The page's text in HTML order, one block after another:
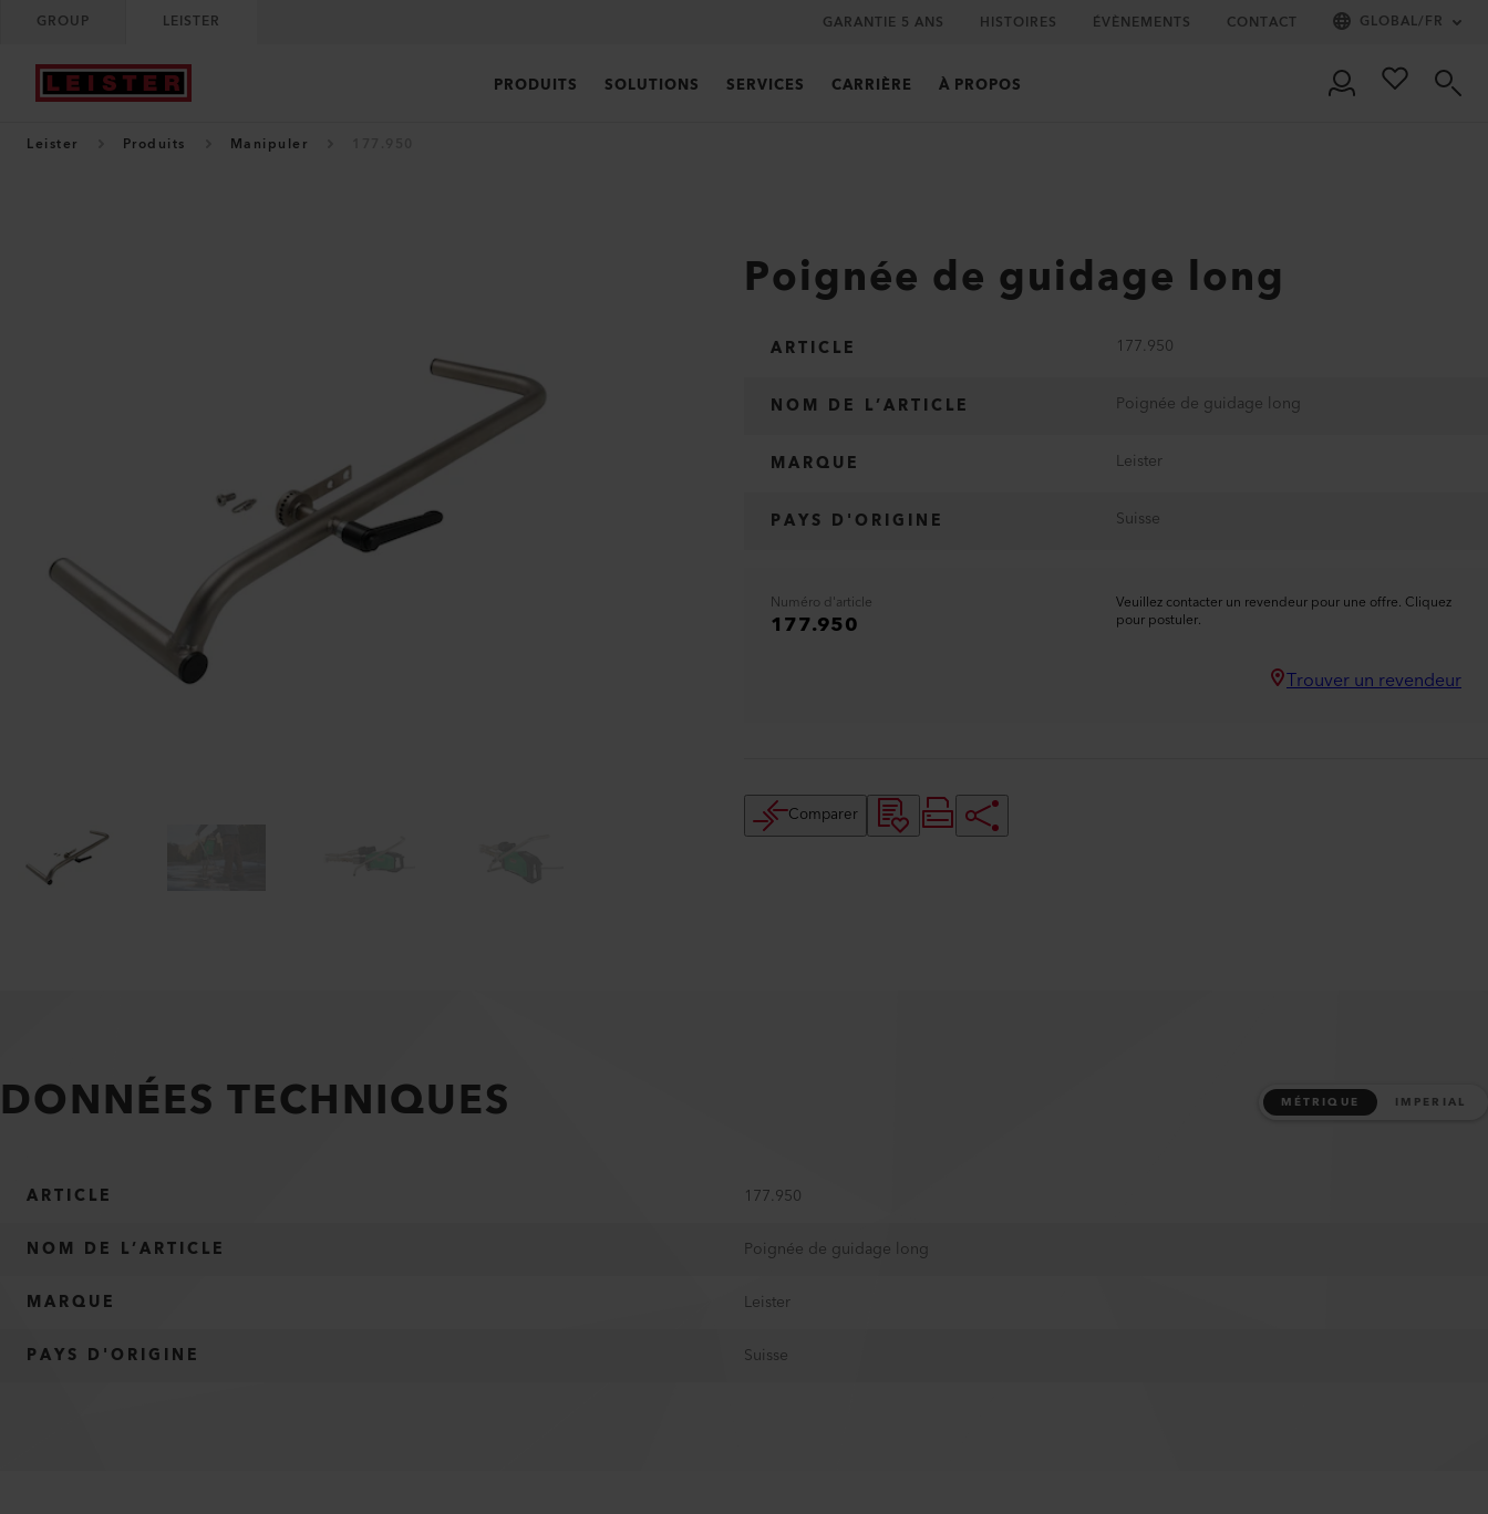
GROUP LEISTER GARANTIE 5 ANS HISTOIRES ÉVÈNEMENTS CONTACT GLOBAL/FR
PRODUITS SOLUTIONS SERVICES CARRIÈRE À PROPOS
Leister Produits Manipuler
Poignée de guidage long
ARTICLE 177.950
NOM DE L’ARTICLE Poignée de guidage long
MARQUE Leister
PAYS D'ORIGINE Suisse
Numéro d'article
177.950
Veuillez contacter un revendeur pour une offre. Cliquez
pour postuler.
Trouver un revendeur
Comparer
DONNÉES TECHNIQUES MÉTRIQUE IMPERIAL
ARTICLE
177.950
NOM DE L’ARTICLE
Poignée de guidage long
MARQUE
Leister
PAYS D'ORIGINE
Suisse